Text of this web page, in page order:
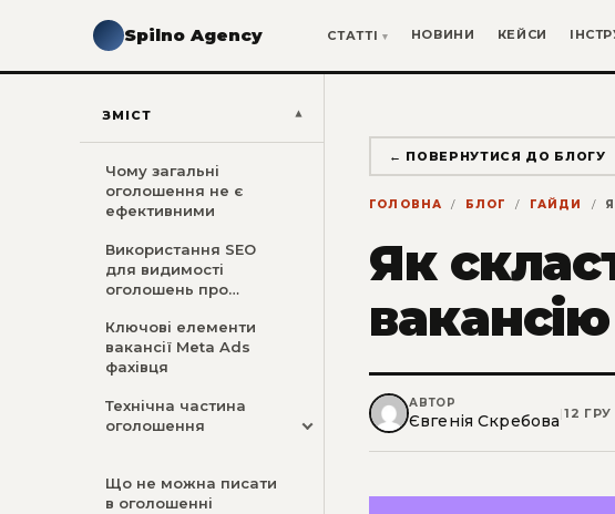
Spilno Agency СТАТТІ НОВИНИ КЕЙСИ
ЗМІСТ
Чому загальні
оголошення не є
ефективними
Використання SEO
для видимості
оголошень про
Ключові елементи
вакансії Meta Ads
фахівця
Технічна частина
оголошення
Що не можна писати
в оголошенні
← ПОВЕРНУТИСЯ ДО БЛОГУ
ГОЛОВНА БЛОГ ГАЙДИ
Як
АВТОР
Євгенія Скребова|12